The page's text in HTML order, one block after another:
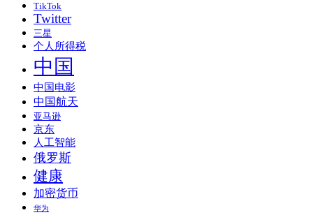
TikTok
Twitter
三星
个人所得税
中国
中国电影
中国航天
亚马逊
京东
人工智能
俄罗斯
健康
加密货币
华为